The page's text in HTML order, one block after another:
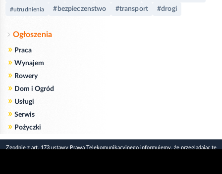
#utrudnienia #bezpieczenstwo #transport #drogi
Ogłoszenia
» Praca
» Wynajem
» Rowery
» Dom i Ogród
» Usługi
» Serwis
» Pożyczki
Zgodnie z art. 173 ustawy Prawa Telekomunikacyjnego informujemy, że przeglądając tę